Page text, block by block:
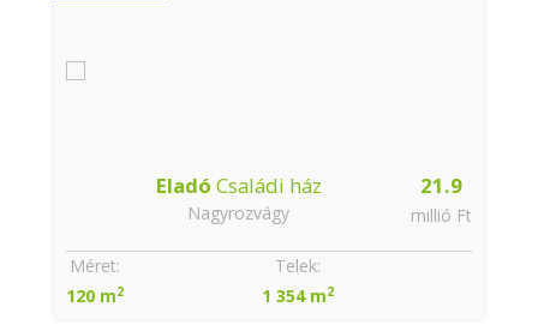
21.9
millió Ft
Eladó Családi ház
Nagyrozvágy
Méret:
120 m2
Telek:
1 354 m2